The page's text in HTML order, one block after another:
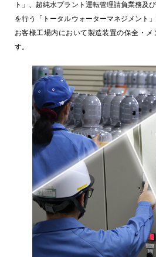
ト」、超純水プラント運転管理請負業務及
を行う「トータルウォーターマネジメント
お客様工場内において製造装置の保全・メ
す。